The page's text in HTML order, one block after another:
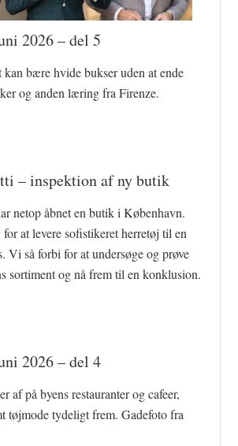
2026 – del 5
bære hvide bukser uden at ende
og anden læring fra Firenze.
– inspektion af ny butik
netop åbnet en butik i København.
at levere sofistikeret herretøj til en
Vi så forbi for at undersøge og prøve
sortiment og nå frem til en konklusion.
2026 – del 4
af på byens restauranter og cafeer,
tøjmode tydeligt frem. Gadefoto fra